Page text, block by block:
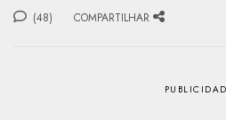
(48) COMPARTILHAR